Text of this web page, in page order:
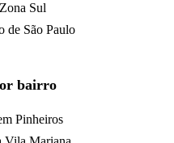
Sul
de São Paulo
bairro
Pinheiros